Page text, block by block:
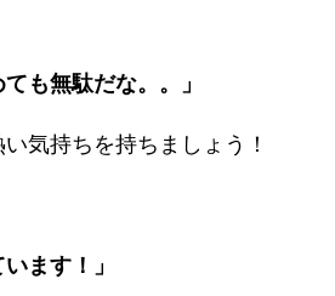
も無駄だな。。」
気持ちを持ちましょう！
ます！」